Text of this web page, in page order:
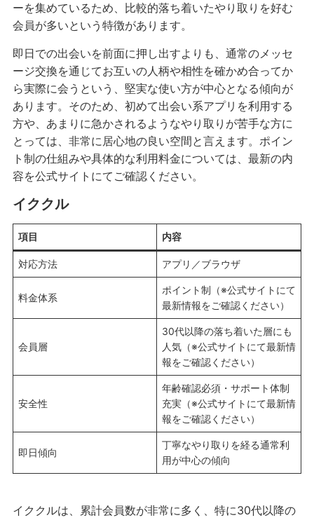
ーを集めているため、比較的落ち着いたやり取りを好む
会員が多いという特徴があります。
即日での出会いを前面に押し出すよりも、通常のメッセ
ージ交換を通じてお互いの人柄や相性を確かめ合ってか
ら実際に会うという、堅実な使い方が中心となる傾向が
あります。そのため、初めて出会い系アプリを利用する
方や、あまりに急かされるようなやり取りが苦手な方に
とっては、非常に居心地の良い空間と言えます。ポイン
ト制の仕組みや具体的な利用料金については、最新の内
容を公式サイトにてご確認ください。
イククル
項目 内容
対応方法 アプリ／ブラウザ
料金体系
ポイント制（※公式サイトにて
最新情報をご確認ください）
会員層
30代以降の落ち着いた層にも
人気（※公式サイトにて最新情
報をご確認ください）
安全性
年齢確認必須・サポート体制
充実（※公式サイトにて最新情
報をご確認ください）
即日傾向
丁寧なやり取りを経る通常利
用が中心の傾向
イククルは、累計会員数が非常に多く、特に30代以降の